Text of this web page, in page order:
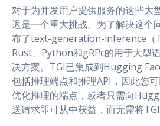
对于为并发用户提供服务的这些大
迟是一个重大挑战。为了解决这个
布了text-generation-inference（
Rust、Python和gRPc的用于大型
决方案。TGI已集成到Hugging
包括推理端点和推理API，因此您
优化推理的端点，或者只需向
送请求即可从中获益，而无需将TGI